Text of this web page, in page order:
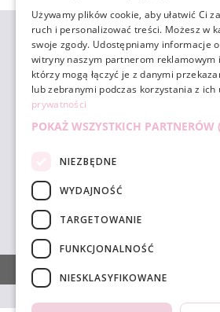
ZAKUPY
POMOC
MOJE KONTO
sklep@unicornbeauty.com.pl
Używamy plików cookie, aby ułatwić Ci
ruch i personalizować treści. Możesz w
swoje zgody. Udostępniamy informacje
witryny naszym partnerom reklamowym
którzy mogą łączyć je z danymi
lub zebranymi podczas korzystania z ich
prywatności
POKAŻ WSZYSTKICH PARTNERÓW
NIEZBĘDNE
WYDAJNOŚĆ
TARGETOWANIE
FUNKCJONALNOŚĆ
NIESKLASYFIKOWANE